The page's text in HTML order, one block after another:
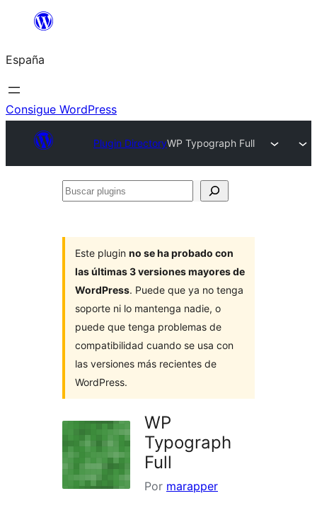
Saltar
contenido
España
Consigue WordPress
Plugin DirectoryWP Typograph Full
Buscar
Este plugin no se ha probado con
las últimas 3 versiones mayores de
WordPress. Puede que ya no tenga
soporte ni lo mantenga nadie, o
puede que tenga problemas de
compatibilidad cuando se usa con
las versiones más recientes de
WordPress.
WP
Typograph
Full
Por marapper